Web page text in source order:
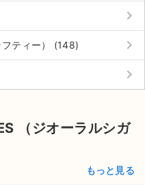
keyboard_arrow_right
フティー） (148) keyboard_arrow_right
keyboard_arrow_right
（ジオーラルシガ
もっと見る